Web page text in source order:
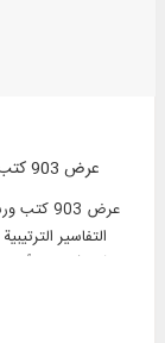
عرض 903 كتب ورسائل في 3577 جزءًا من المصادر القرآنية المهمة